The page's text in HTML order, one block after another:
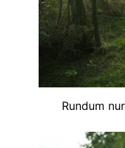
Rundum